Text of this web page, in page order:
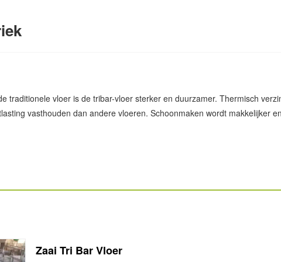
vloer is de tribar-vloer sterker en duurzamer. Thermisch
vasthouden dan andere vloeren. Schoonmaken wordt makkelijker
Zaai Tri Bar Vloer